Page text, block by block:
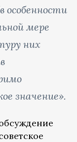
особенности
мере
них
значение».